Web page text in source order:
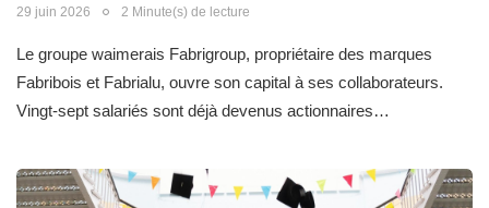
29 juin 2026 2 Minute(s) de lecture
Le groupe waimerais Fabrigroup, propriétaire des marques
Fabribois et Fabrialu, ouvre son capital à ses collaborateurs.
Vingt-sept salariés sont déjà devenus actionnaires…